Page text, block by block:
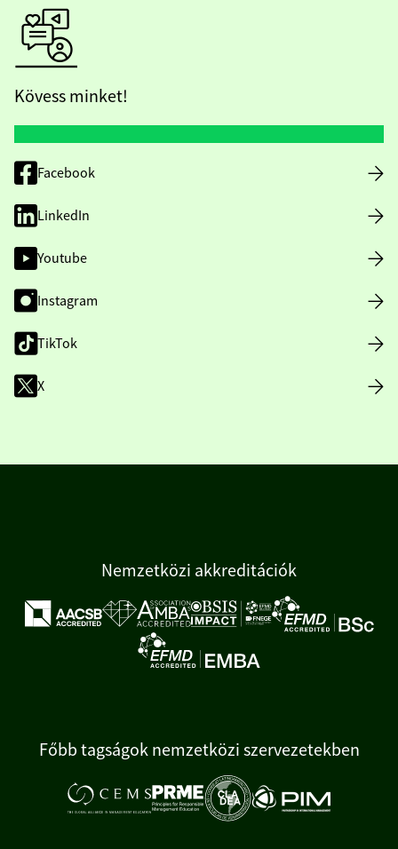
Kövess minket!
Facebook
LinkedIn
Youtube
Instagram
TikTok
X
Nemzetközi akkreditációk
Főbb tagságok nemzetközi szervezetekben